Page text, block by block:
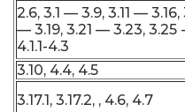
2.6, 3.1 — 3.9, 3.11 — 3.16,
— 3.19, 3.21 — 3.23, 3.25
4.1.1-4.3
3.10, 4.4, 4.5
3.17.1, 3.17.2, , 4.6, 4.7